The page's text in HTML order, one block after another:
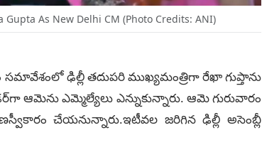
Gupta As New Delhi CM (Photo Credits: ANI)
ఢిల్లీ తదుపరి ముఖ్యమంత్రిగా రేఖా గుప్తాను
ఆమెను ఎమ్మెల్యేలు ఎన్నుకున్నారు. ఆమె గురువారం
చేయనున్నారు.ఇటీవల జరిగిన ఢిల్లీ అసెంబ్లీ